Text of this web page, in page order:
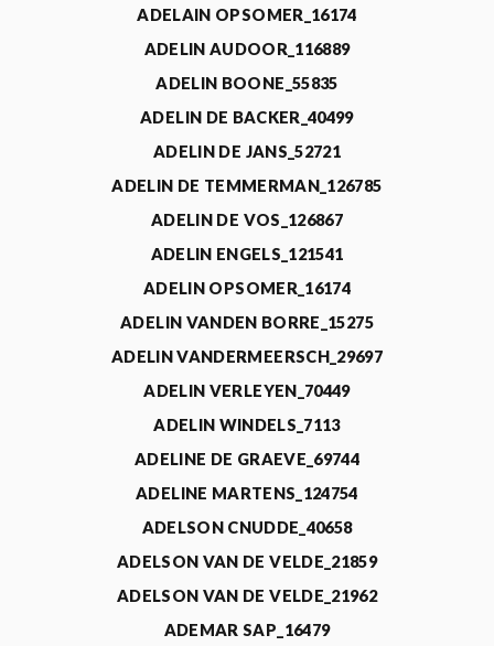
ADELAIN OPSOMER_16174
ADELIN AUDOOR_116889
ADELIN BOONE_55835
ADELIN DE BACKER_40499
ADELIN DE JANS_52721
ADELIN DE TEMMERMAN_126785
ADELIN DE VOS_126867
ADELIN ENGELS_121541
ADELIN OPSOMER_16174
ADELIN VANDEN BORRE_15275
ADELIN VANDERMEERSCH_29697
ADELIN VERLEYEN_70449
ADELIN WINDELS_7113
ADELINE DE GRAEVE_69744
ADELINE MARTENS_124754
ADELSON CNUDDE_40658
ADELSON VAN DE VELDE_21859
ADELSON VAN DE VELDE_21962
ADEMAR SAP_16479